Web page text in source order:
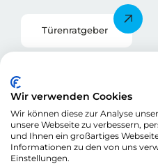
Wir verwenden Cookies
Wir können diese zur Analyse
unsere Webseite zu verbessern,
und Ihnen ein großartiges
Informationen zu den von uns
Einstellungen.
Türenratgeber